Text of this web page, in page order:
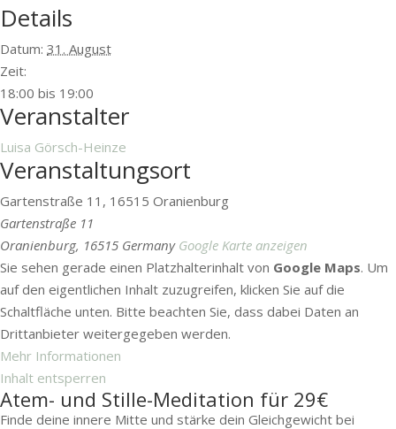
Details
Datum: 31. August
Zeit:
18:00 bis 19:00
Veranstalter
Luisa Görsch-Heinze
Veranstaltungsort
Gartenstraße 11, 16515 Oranienburg
Gartenstraße 11
Oranienburg, 16515 Germany Google Karte anzeigen
Sie sehen gerade einen Platzhalterinhalt von Google Maps. Um
auf den eigentlichen Inhalt zuzugreifen, klicken Sie auf die
Schaltfläche unten. Bitte beachten Sie, dass dabei Daten an
Drittanbieter weitergegeben werden.
Mehr Informationen
Inhalt entsperren
Atem- und Stille-Meditation für 29€
Finde deine innere Mitte und stärke dein Gleichgewicht bei